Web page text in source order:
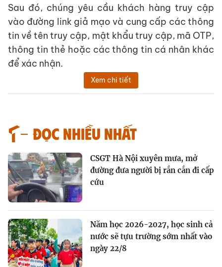
Sau đó, chúng yêu cầu khách hàng truy cập
vào đường link giả mạo và cung cấp các thông
tin về tên truy cập, mật khẩu truy cập, mã OTP,
thông tin thẻ hoặc các thông tin cá nhân khác
để xác nhận.
Xem chi tiết
Đọc nhiều nhất
CSGT Hà Nội xuyên mưa, mở
đường đưa người bị rắn cắn đi cấp
cứu
Năm học 2026-2027, học sinh cả
nước sẽ tựu trường sớm nhất vào
ngày 22/8